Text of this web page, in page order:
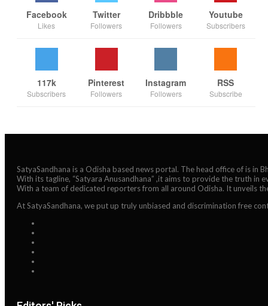
Facebook
Likes
Twitter
Followers
Dribbble
Followers
Youtube
Subscribers
117k
Subscribers
Pinterest
Followers
Instagram
Followers
RSS
Subscribe
SatyaSandhana is a Odisha based news portal. The head office of is in
With its tagline, “Satyara Anusandhana” ,it aims to provide the truth in
With a team of dedicated reporters from all around Odisha. It unveils
At SatyaSandhana, we put up truly unbiased and discrimination free